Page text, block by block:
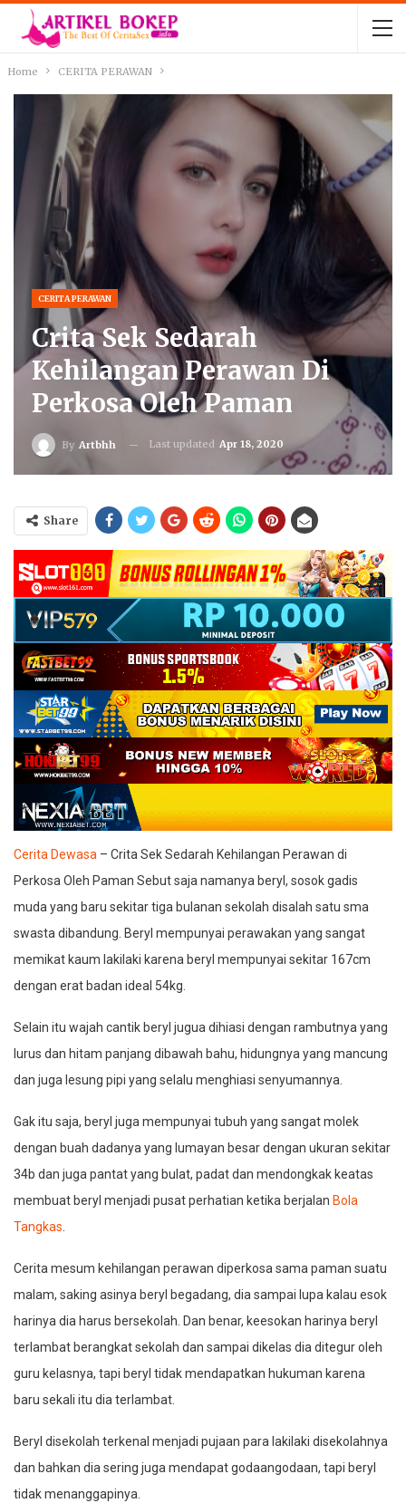
Home CERITA PERAWAN
CERITA PERAWAN
Crita Sek Sedarah
Kehilangan Perawan Di
Perkosa Oleh Paman
By Artbhh Last updated Apr 18, 2020
Share
Cerita Dewasa – Crita Sek Sedarah Kehilangan Perawan di
Perkosa Oleh Paman Sebut saja namanya beryl, sosok gadis
muda yang baru sekitar tiga bulanan sekolah disalah satu sma
swasta dibandung. Beryl mempunyai perawakan yang sangat
memikat kaum lakilaki karena beryl mempunyai sekitar 167cm
dengan erat badan ideal 54kg.
Selain itu wajah cantik beryl jugua dihiasi dengan rambutnya yang
lurus dan hitam panjang dibawah bahu, hidungnya yang mancung
dan juga lesung pipi yang selalu menghiasi senyumannya.
Gak itu saja, beryl juga mempunyai tubuh yang sangat molek
dengan buah dadanya yang lumayan besar dengan ukuran sekitar
34b dan juga pantat yang bulat, padat dan mendongkak keatas
membuat beryl menjadi pusat perhatian ketika berjalan Bola
Tangkas
Cerita mesum kehilangan perawan diperkosa sama paman suatu
malam, saking asinya beryl begadang, dia sampai lupa kalau esok
harinya dia harus bersekolah. Dan benar, keesokan harinya beryl
terlambat berangkat sekolah dan sampai dikelas dia ditegur oleh
guru kelasnya, tapi beryl tidak mendapatkan hukuman karena
baru sekali itu dia terlambat.
Beryl disekolah terkenal menjadi pujaan para lakilaki disekolahnya
dan bahkan dia sering juga mendapat godaangodaan, tapi beryl
tidak menanggapinya.